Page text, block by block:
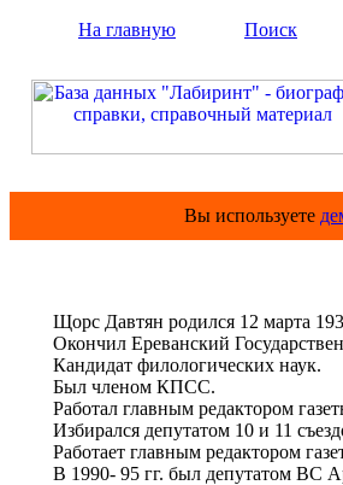
На главную
Поиск
Вы используете
Щорс Давтян родился 12 марта
Окончил Ереванский
Кандидат филологических наук.
Был членом КПСС.
Работал главным редактором
Избирался депутатом 10 и 11
Работает главным редактором
В 1990- 95 гг. был депутатом ВС